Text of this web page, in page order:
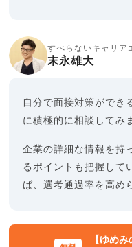
すべらないキャリア
末永雄大
自分で面接対策ができ
に積極的に相談してみ
企業の詳細な情報を持
るポイントも把握して
ば、選考通過率を高め
【ゆめ